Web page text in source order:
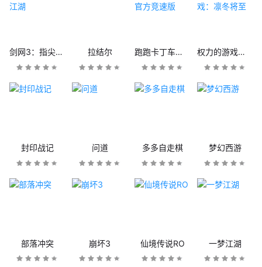
剑网3：指尖江湖 拉结尔 跑跑卡丁车官方竞速版 权力的游戏：凛冬将至
封印战记 问道 多多自走棋 梦幻西游
部落冲突 崩坏3 仙境传说RO 一梦江湖